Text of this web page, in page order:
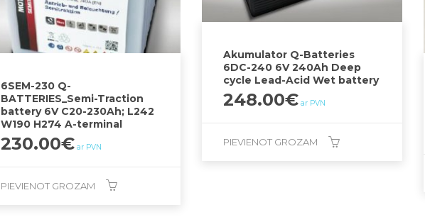
6SEM-230 Q-
BATTERIES_Semi-Traction
battery 6V C20-230Ah; L242
W190 H274 A-terminal
230.00€ ar PVN
PIEVIENOT GROZAM
Akumulator Q-Batteries
6DC-240 6V 240Ah Deep
cycle Lead-Acid Wet battery
248.00€ ar PVN
PIEVIENOT GROZAM